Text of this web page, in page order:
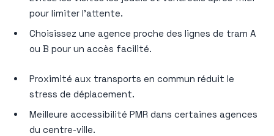
pour limiter l’attente.
Choisissez une agence proche des lignes de tram A
ou B pour un accès facilité.
Proximité aux transports en commun réduit le
stress de déplacement.
Meilleure accessibilité PMR dans certaines agences
du centre-ville.